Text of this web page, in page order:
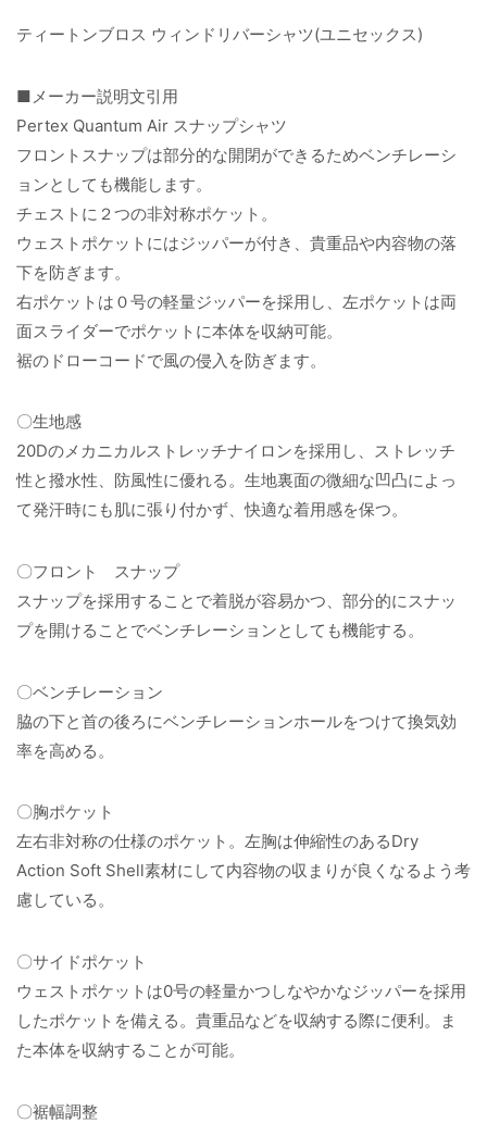
ティートンブロス ウィンドリバーシャツ(ユニセックス)
■メーカー説明文引用
Pertex Quantum Air スナップシャツ
フロントスナップは部分的な開閉ができるためベンチレーシ
ョンとしても機能します。
チェストに２つの非対称ポケット。
ウェストポケットにはジッパーが付き、貴重品や内容物の落
下を防ぎます。
右ポケットは０号の軽量ジッパーを採用し、左ポケットは両
面スライダーでポケットに本体を収納可能。
裾のドローコードで風の侵入を防ぎます。
〇生地感
20Dのメカニカルストレッチナイロンを採用し、ストレッチ
性と撥水性、防風性に優れる。生地裏面の微細な凹凸によっ
て発汗時にも肌に張り付かず、快適な着用感を保つ。
〇フロント スナップ
スナップを採用することで着脱が容易かつ、部分的にスナッ
プを開けることでベンチレーションとしても機能する。
〇ベンチレーション
脇の下と首の後ろにベンチレーションホールをつけて換気効
率を高める。
〇胸ポケット
左右非対称の仕様のポケット。左胸は伸縮性のあるDry
Action Soft Shell素材にして内容物の収まりが良くなるよう考
慮している。
〇サイドポケット
ウェストポケットは0号の軽量かつしなやかなジッパーを採用
したポケットを備える。貴重品などを収納する際に便利。ま
た本体を収納することが可能。
〇裾幅調整